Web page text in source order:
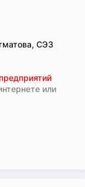
СЭЗ
или